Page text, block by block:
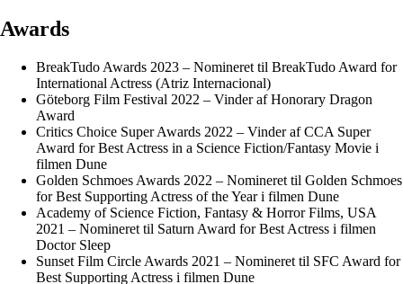
Awards
BreakTudo Awards 2023 – Nomineret til BreakTudo Award for
International Actress (Atriz Internacional)
Göteborg Film Festival 2022 – Vinder af Honorary Dragon
Award
Critics Choice Super Awards 2022 – Vinder af CCA Super
Award for Best Actress in a Science Fiction/Fantasy Movie i
filmen Dune
Golden Schmoes Awards 2022 – Nomineret til Golden Schmoes
for Best Supporting Actress of the Year i filmen Dune
Academy of Science Fiction, Fantasy & Horror Films, USA
2021 – Nomineret til Saturn Award for Best Actress i filmen
Doctor Sleep
Sunset Film Circle Awards 2021 – Nomineret til SFC Award for
Best Supporting Actress i filmen Dune